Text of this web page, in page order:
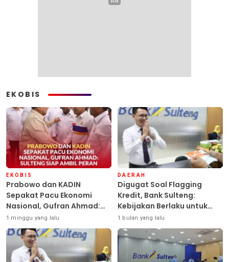
EKOBIS
EKOBIS
Prabowo dan KADIN
Sepakat Pacu Ekonomi
Nasional, Gufran Ahmad:
Sulteng Siap Ambil Peran
1 minggu yang lalu
DAERAH
Digugat Soal Flagging
Kredit, Bank Sulteng:
Kebijakan Berlaku untuk
Seluruh Debitur ASN
1 bulan yang lalu